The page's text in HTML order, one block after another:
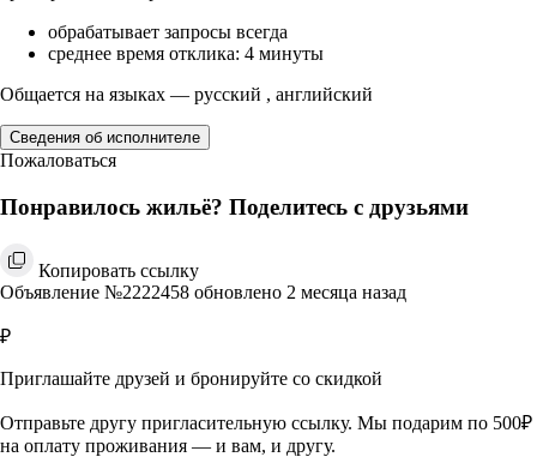
обрабатывает запросы всегда
среднее время отклика: 4 минуты
Общается на языках — русский , английский
Сведения об исполнителе
Пожаловаться
Понравилось жильё? Поделитесь с друзьями
Копировать ссылку
Объявление №2222458 обновлено 2 месяца назад
₽
Приглашайте друзей и бронируйте со скидкой
Отправьте другу пригласительную ссылку. Мы подарим по 500₽
на оплату проживания — и вам, и другу.